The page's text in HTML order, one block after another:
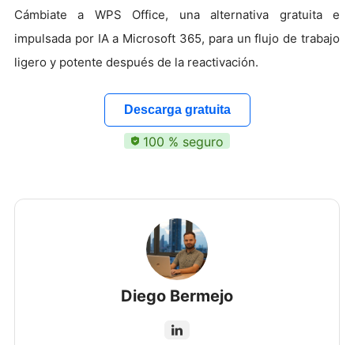
Cámbiate a WPS Office, una alternativa gratuita e
impulsada por IA a Microsoft 365, para un flujo de trabajo
ligero y potente después de la reactivación.
Descarga gratuita
100 % seguro
Diego Bermejo